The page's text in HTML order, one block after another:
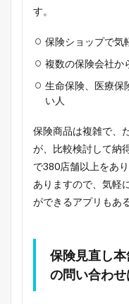
す。
保険ショップで気
複数の保険会社か
生命保険、医療保
い人
保険商品は複雑で、
が、比較検討して納
で380店舗以上をあ
ありますので、気軽
ができるアプリもあ
保険見直し
の問い合わ